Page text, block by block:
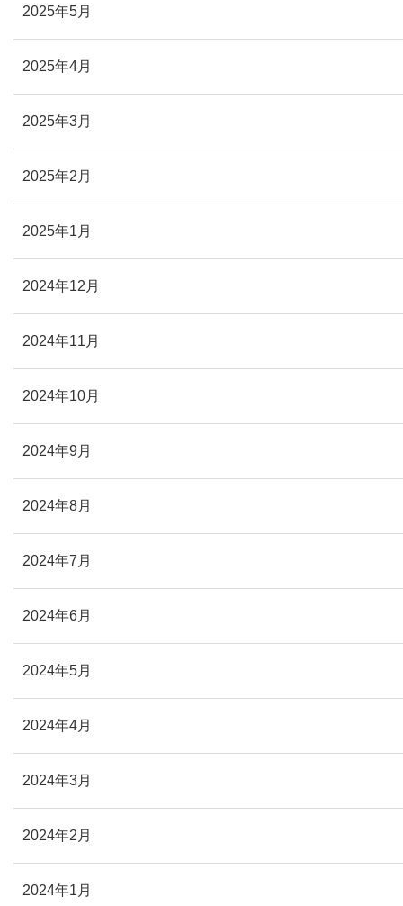
2025年5月
2025年4月
2025年3月
2025年2月
2025年1月
2024年12月
2024年11月
2024年10月
2024年9月
2024年8月
2024年7月
2024年6月
2024年5月
2024年4月
2024年3月
2024年2月
2024年1月